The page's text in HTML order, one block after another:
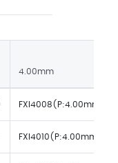
4.00mm
FXI4008(P:4.00mm)
FXI4010(P:4.00mm)